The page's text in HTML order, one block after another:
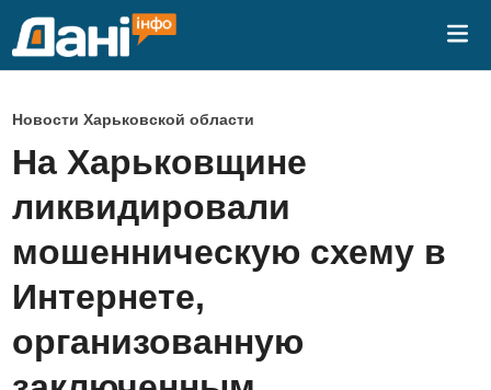
О
п
у
б
л
и
к
о
Новости Харьковской области
На Харьковщине
ликвидировали
мошенническую схему в
Интернете,
организованную